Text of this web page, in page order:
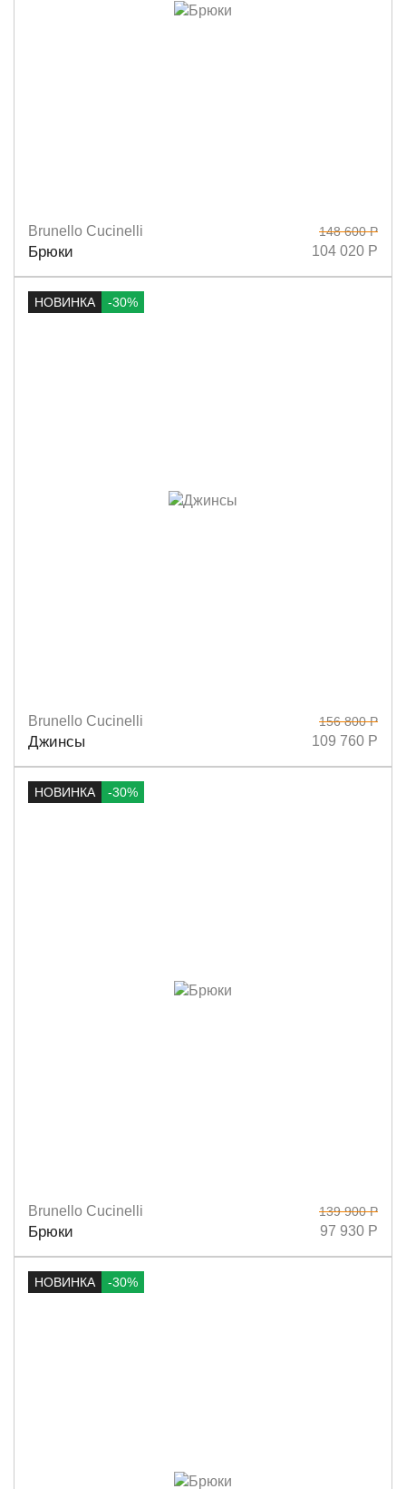
Размеры
Brunello Cucinelli
Брюки
148 600 Р
104 020 Р
НОВИНКА -30%
Размеры
Brunello Cucinelli
Джинсы
156 800 Р
109 760 Р
НОВИНКА -30%
Размеры
Brunello Cucinelli
Брюки
139 900 Р
97 930 Р
НОВИНКА -30%